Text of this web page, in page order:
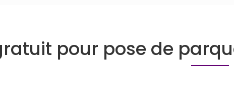
pour pose de